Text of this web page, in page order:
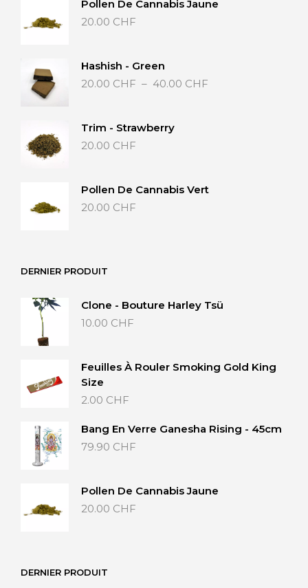
Pollen De Cannabis Jaune
20.00 CHF
Hashish - Green
20.00 CHF – 40.00 CHF
Trim - Strawberry
20.00 CHF
Pollen De Cannabis Vert
20.00 CHF
DERNIER PRODUIT
Clone - Bouture Harley Tsü
10.00 CHF
Feuilles À Rouler Smoking Gold King
Size
2.00 CHF
Bang En Verre Ganesha Rising - 45cm
79.90 CHF
Pollen De Cannabis Jaune
20.00 CHF
DERNIER PRODUIT